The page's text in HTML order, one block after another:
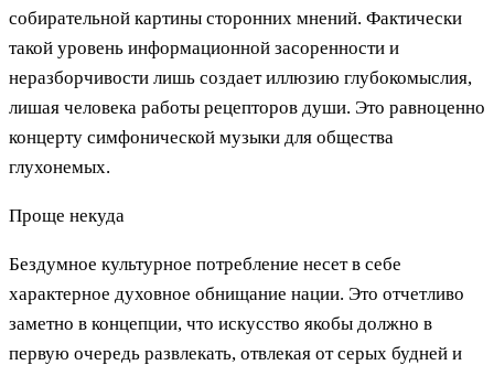
собирательной картины сторонних мнений. Фактически
такой уровень информационной засоренности и
неразборчивости лишь создает иллюзию глубокомыслия,
лишая человека работы рецепторов души. Это равноценно
концерту симфонической музыки для общества
глухонемых.
Проще некуда
Бездумное культурное потребление несет в себе
характерное духовное обнищание нации. Это отчетливо
заметно в концепции, что искусство якобы должно в
первую очередь развлекать, отвлекая от серых будней и